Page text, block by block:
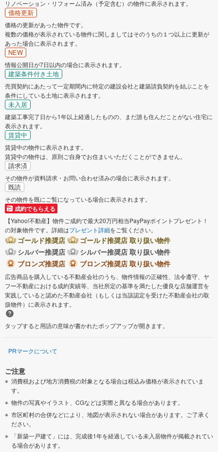
リノベーション・リフォーム済み（予定含む）の物件に表示されます。
価格更新
価格の更新があった物件です。
複数の価格が表示されている物件に関しましてはそのうちの１つ以上に更新が
あった場合に表示されます。
NEW
情報公開日が7日以内の場合に表示されます。
建築条件付き土地
売買契約にあたって一定期間内に特定の建設会社と建築請負契約を結ぶことを
条件にしている土地に表示されます。
未入居
建築工事完了日から1年以上経過したものの、まだ誰も住んだことがない住宅に
表示されます。
賃貸中
賃貸中の物件に表示されます。
賃貸中の物件は、原則ご自身でお住まいいただくことができません。
請求済
その物件が資料請求・お問い合わせ済みの場合に表示されます。
既読
その物件を既にご覧になっている場合に表示されます。
成約でもらえる
【Yahoo!不動産】物件ご成約で最大20万円相当PayPayポイントプレゼント！
の対象物件です。詳細はプレゼント詳細をご覧ください。
ゴールド推奨店
ゴールド推奨店 取り扱い物件
シルバー推奨店
シルバー推奨店 取り扱い物件
ブロンズ推奨店
ブロンズ推奨店 取り扱い物件
広告商品を購入している不動産会社のうち、物件情報の正確性、法令遵守、ヤ
フー不動産における成約実績等、当社所定の基準を満たした優良な店舗運営を
実践していると認めた不動産会社（もしくは当該認定を受けた不動産会社の取
扱物件）に表示されます。
タップすると用語の意味が書かれたポップアップが開きます。
PRマークについて
ご注意
消費税および地方消費税の対象となる場合は税込み価格が表示されていま
す。
物件の写真やイラスト、CGなどは実際と異なる場合があります。
市区町村の合併などにより、地図が表示されない場合があります。ご了承く
ださい。
「新築一戸建て」には、完成後1年を経過している未入居物件が掲載されてい
る場合があります。